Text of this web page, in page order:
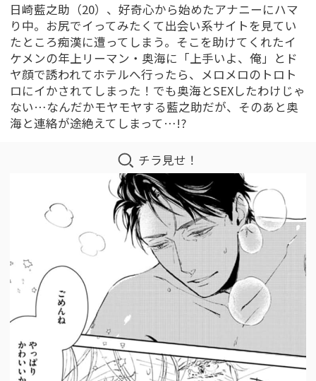
日崎藍之助（20）、好奇心から始めたアナニーにハマ
り中。お尻でイってみたくて出会い系サイトを見てい
たところ痴漢に遭ってしまう。そこを助けてくれたイ
ケメンの年上リーマン・奥海に「上手いよ、俺」とド
ヤ顔で誘われてホテルへ行ったら、メロメロのトロト
ロにイかされてしまった！でも奥海とSEXしたわけじゃ
ない…なんだかモヤモヤする藍之助だが、そのあと奥
海と連絡が途絶えてしまって…!?
チラ見せ！